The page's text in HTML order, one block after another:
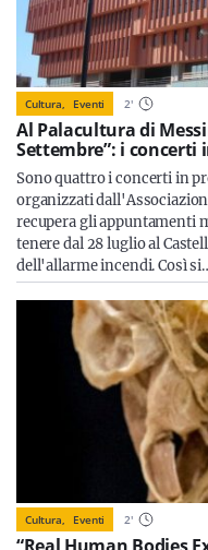
Cultura, Eventi 2'
Al Palacultura di
Settembre”: i concerti
Sono quattro i concerti in
organizzati
recupera gli appuntamenti
tenere dal 28 luglio al
dell'allarme incendi. Così
Cultura, Eventi 2'